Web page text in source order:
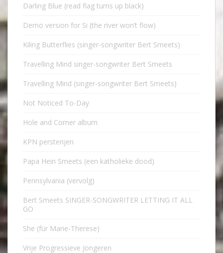
Darling Blue (read flag turns up black)
Demo version for Si (the river won’t flow)
Kiling Butterflies (singer-songwriter Bert Smeets)
Travelling Mind singer-songwriter Bert Smeets
Travelling Mind (singer-songwriter Bert Smeets)
Not Noticed To-Day
Hole and Corner album
KPN persterijen
Papa Hein Smeets (een katholieke dood)
Pennsylvania (vervolg)
Bert Smeets SINGER-SONGWRITER LETTING IT ALL
GO
She (für Marie-Therese)
Vrije Progressieve Jongeren